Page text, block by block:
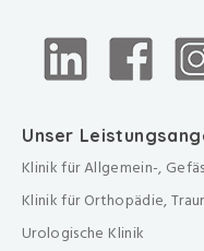
Unser
Klinik für Allgemein-,
Klinik für Orthopädie,
Urologische Klinik